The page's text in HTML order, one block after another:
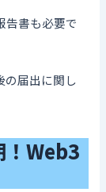
告書も必要で
の届出に関し
！Web3